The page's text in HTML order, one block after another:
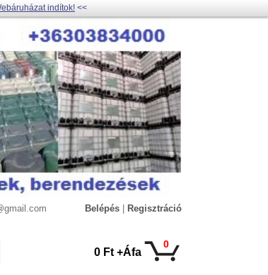
indítok! <<
Belépés Regisztráció
0
0 Ft +Áfa